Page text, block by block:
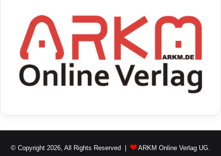
© Copyright 2026, All Rights Reserved | ARKM Online Verlag UG.